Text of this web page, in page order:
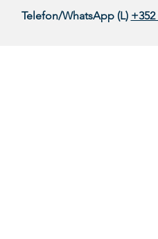
Telefon/WhatsApp (L) +352